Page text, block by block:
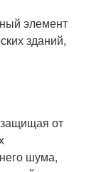
элемент
зданий,
от
шума,